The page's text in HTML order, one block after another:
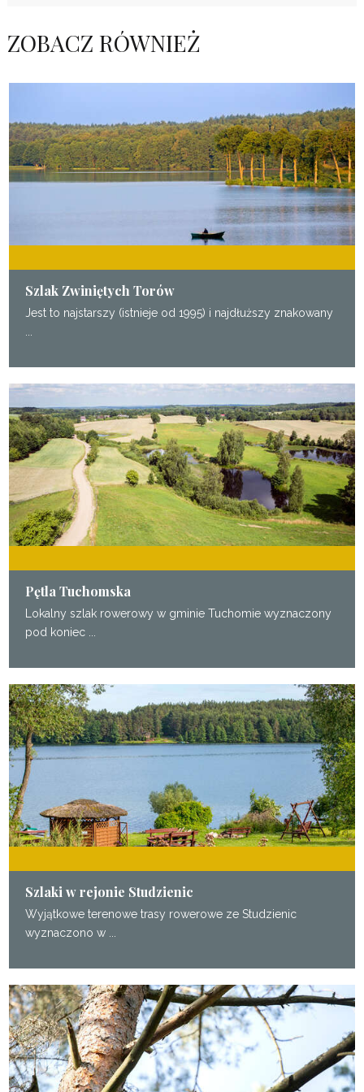
ZOBACZ RÓWNIEŻ
Szlak Zwiniętych Torów
Jest to najstarszy (istnieje od 1995) i najdłuższy znakowany
Pętla Tuchomska
Lokalny szlak rowerowy w gminie Tuchomie wyznaczony
pod koniec ...
Szlaki w rejonie Studzienic
Wyjątkowe terenowe trasy rowerowe ze Studzienic
wyznaczono w ...